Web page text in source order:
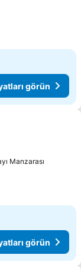
görün
Manzarası
görün